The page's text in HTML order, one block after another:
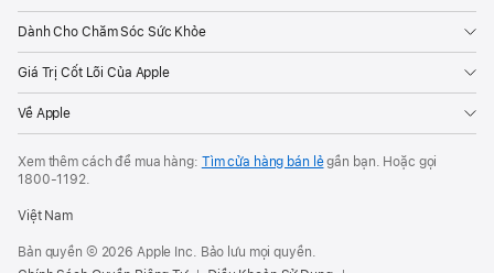
Dành Cho Chăm Sóc Sức Khỏe
Giá Trị Cốt Lõi Của Apple
Về Apple
Xem thêm cách để mua hàng: Tìm cửa hàng bán lẻgần bạn. Hoặc gọi
1800-1192.
Việt Nam
Bản quyền © 2026 Apple Inc. Bảo lưu mọi quyền.